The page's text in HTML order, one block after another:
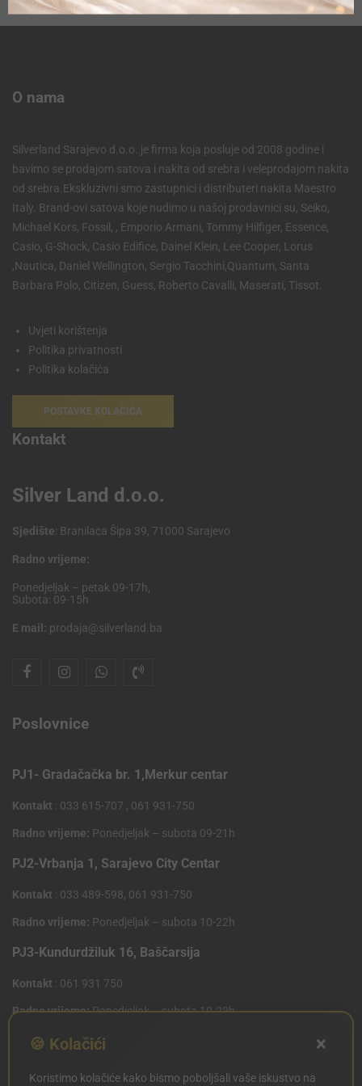
O nama
Silverland Sarajevo d.o.o. je firma koja posluje od 2008 godine i
bavimo se prodajom satova i nakita od srebra i veleprodajom nakita
od srebra.Ekskluzivni smo zastupnici i distributeri nakita Maestro
Italy. Brand-ovi satova koje nudimo u našoj prodavnici su, Seiko,
Michael Kors, Fossil, , Emporio Armani, Tommy Hilfiger, Essence,
Casio, G-Shock, Casio Edifice, Dainel Klein, Lee Cooper, Lorus
,Nautica, Daniel Wellington, Sergio Tacchini,Quantum, Santa
Barbara Polo, Citizen, Guess, Roberto Cavalli, Maserati, Tissot.
Uvjeti korištenja
Politika privatnosti
Politika kolačića
POSTAVKE KOLAČIĆA
Kontakt
Silver Land d.o.o.
Sjedište: Branilaca Šipa 39, 71000 Sarajevo
Radno vrijeme:
Ponedjeljak – petak 09-17h,
Subota: 09-15h
E mail: prodaja@silverland.ba
Poslovnice
PJ1- Gradačačka br. 1,Merkur centar
Kontakt : 033 615-707 , 061 931-750
Radno vrijeme: Ponedjeljak – subota 09-21h
PJ2-Vrbanja 1, Sarajevo City Centar
Kontakt : 033 489-598, 061 931-750
Radno vrijeme: Ponedjeljak – subota 10-22h
PJ3-Kundurdžiluk 16, Baščarsija
Kontakt : 061 931 750
Radno vrijeme:Ponedjeljak – subota 10-22h
PJ4 West Gate,Mostarsko raskrsce 10 (Penny Plus
🍪 Kolačići ×
Koristimo kolačiće kako bismo poboljšali vaše iskustvo na